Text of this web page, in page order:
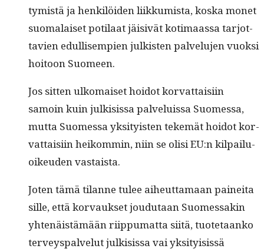
tymistä ja henkilöi­den liikku­mista, kos­ka mon­et
suo­ma­laiset poti­laat jäi­sivät koti­maas­sa tar­jot­
tavien edullisem­pi­en julk­isten palvelu­jen vuok­si
hoitoon Suomeen.
Jos sit­ten ulko­maiset hoidot kor­vat­taisi­in
samoin kuin julk­i­sis­sa palveluis­sa Suomes­sa,
mut­ta Suomes­sa yksi­ty­is­ten tekemät hoidot kor­
vat­taisi­in heikom­min, niin se olisi EU:n kil­pailu­
oikeu­den vastaista.
Joten tämä tilanne tulee aiheut­ta­maan painei­ta
sille, että kor­vauk­set joudu­taan Suomes­sakin
yht­enäistämään riip­pumat­ta siitä, tuote­taanko
ter­veyspalve­lut julk­i­sis­sa vai yksi­ty­i­sis­sä